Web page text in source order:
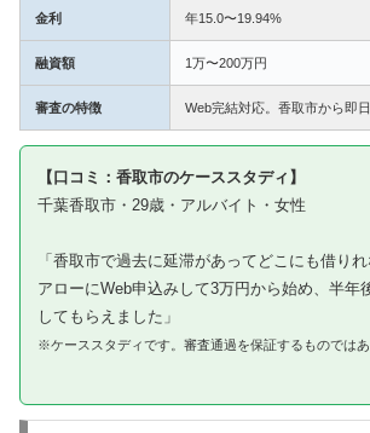
金利 年15.0〜19.94%
融資額 1万〜200万円
審査の特徴 Web完結対応。香取市から即
【口コミ：香取市のケーススタディ】
千葉香取市・29歳・アルバイト・女性
「香取市で過去に延滞があってどこにも借りれ
アローにWeb申込みして3万円から始め、半年
してもらえました」
※ケーススタディです。審査通過を保証するものでは